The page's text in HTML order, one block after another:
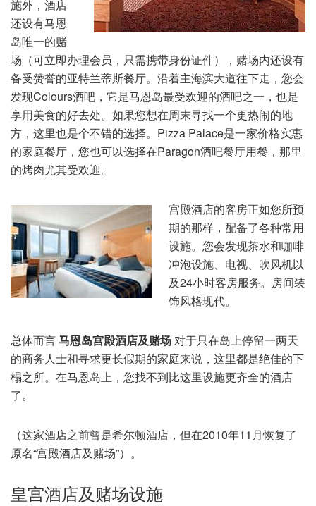
施外，酒店
还设有马恩
岛唯一的赌
场（可立即办理会员，只需携带身份证件），赌场内还设有
备受赞誉的亚特兰蒂斯餐厅。沿着主海滨大道往下走，您会
发现Colours酒吧，它是马恩岛最受欢迎的酒吧之一，也是
享用美食的好去处。如果您想在周末寻找一个更热闹的地
方，这里也是个不错的选择。Pizza Palace是一家价格实惠
的家庭餐厅，您也可以选择在Paragon酒吧餐厅用餐，那里
的烤肉尤其受欢迎。
宫殿酒店的客房正如您所预
期的那样，配备了各种常用
设施。您会发现茶水和咖啡
冲泡设施、电视、吹风机以
及24小时客房服务。房间装
饰风格现代。
总体而言马恩岛宫殿酒店及赌场对于只在岛上停留一两天
的商务人士和寻求更长假期的家庭来说，这里都是绝佳的下
榻之所。在马恩岛上，您找不到比这里设施更齐全的酒店
了。
（这家酒店之前曾是希尔顿酒店，但在2010年11月恢复了
原名“宫殿酒店及赌场”）。
皇宫酒店及赌场设施